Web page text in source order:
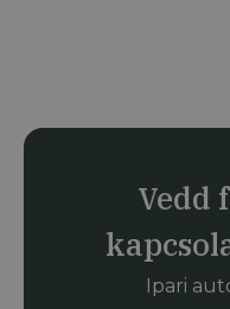
Vedd
Ipari